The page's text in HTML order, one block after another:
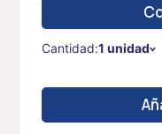
Cantidad:1 unidad
FOLIOS